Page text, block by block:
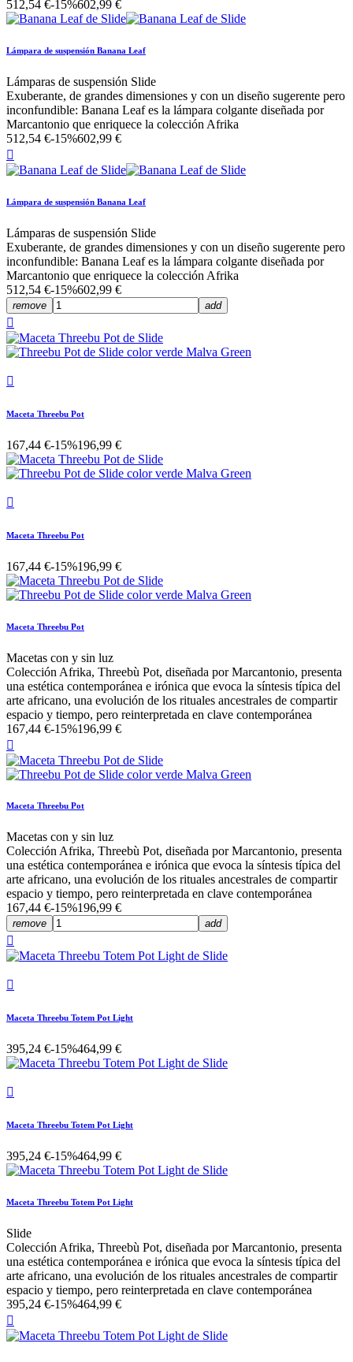
512,54 €-15%602,99 €
Lámpara de suspensión Banana Leaf
Lámparas de suspensión Slide
Exuberante, de grandes dimensiones y con un diseño sugerente pero
inconfundible: Banana Leaf es la lámpara colgante diseñada por
Marcantonio que enriquece la colección Afrika
512,54 €-15%602,99 €

Lámpara de suspensión Banana Leaf
Lámparas de suspensión Slide
Exuberante, de grandes dimensiones y con un diseño sugerente pero
inconfundible: Banana Leaf es la lámpara colgante diseñada por
Marcantonio que enriquece la colección Afrika
512,54 €-15%602,99 €
remove add


Maceta Threebu Pot
167,44 €-15%196,99 €

Maceta Threebu Pot
167,44 €-15%196,99 €
Maceta Threebu Pot
Macetas con y sin luz
Colección Afrika, Threebù Pot, diseñada por Marcantonio, presenta
una estética contemporánea e irónica que evoca la síntesis típica del
arte africano, una evolución de los rituales ancestrales de compartir
espacio y tiempo, pero reinterpretada en clave contemporánea
167,44 €-15%196,99 €

Maceta Threebu Pot
Macetas con y sin luz
Colección Afrika, Threebù Pot, diseñada por Marcantonio, presenta
una estética contemporánea e irónica que evoca la síntesis típica del
arte africano, una evolución de los rituales ancestrales de compartir
espacio y tiempo, pero reinterpretada en clave contemporánea
167,44 €-15%196,99 €
remove add


Maceta Threebu Totem Pot Light
395,24 €-15%464,99 €

Maceta Threebu Totem Pot Light
395,24 €-15%464,99 €
Maceta Threebu Totem Pot Light
Slide
Colección Afrika, Threebù Pot, diseñada por Marcantonio, presenta
una estética contemporánea e irónica que evoca la síntesis típica del
arte africano, una evolución de los rituales ancestrales de compartir
espacio y tiempo, pero reinterpretada en clave contemporánea
395,24 €-15%464,99 €
